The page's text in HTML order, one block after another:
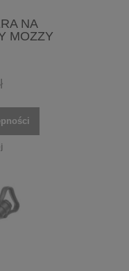
NA
MOZZY